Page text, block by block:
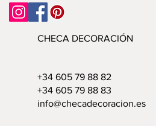
CHECA DECORACIÓN
+34 605 79 88 82
+34 605 79 88 83
info@checadecoracion.es